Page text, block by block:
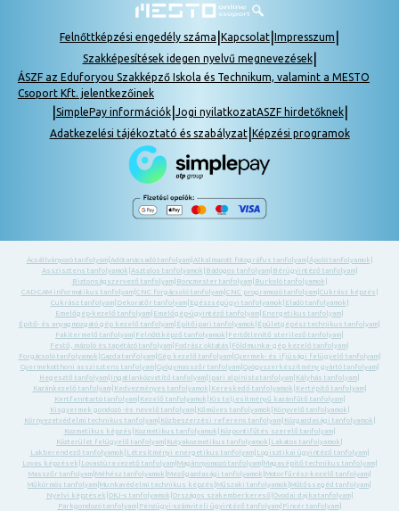
Felnőttképzési engedély száma Kapcsolat Impresszum
Szakképesítések idegen nyelvű megnevezések|
ÁSZF az Eduforyou Szakképző Iskola és Technikum, valamint a MESTO
Csoport Kft. jelentkezőinek
SimplePay információk| Jogi nyilatkozatASZF hirdetőknek|
Adatkezelési tájékoztató és szabályzat| Képzési programok
Ácsállványozó tanfolyam| Adótanácsadó tanfolyam| Alkalmazott fotográfus tanfolyam| Ápoló tanfolyamok
Asszisztens tanfolyamok Asztalos tanfolyamok Bádogos tanfolyam| Bérügyintéző tanfolyam|
Biztonságszervező tanfolyam| Boncmester tanfolyam| Burkoló tanfolyamok
CAD-CAM informatikus tanfolyam| CNC forgácsoló tanfolyam| CNC programozó tanfolyam| Cukrász képzés
Cukrász tanfolyam| Dekoratőr tanfolyam| Egészségügyi tanfolyamok Eladó tanfolyamok
Emelőgép-kezelő tanfolyam Emelőgép-ügyintéző tanfolyam Energetikus tanfolyam
Építő- és anyagmozgató gép kezelő tanfolyam Építőipari tanfolyamok Épületgépész technikus tanfolyam
Fakitermelő tanfolyam Felnőttképző tanfolyamok Fertőtlenítő sterilező tanfolyam
Festő, mázoló és tapétázó tanfolyam Fodrász oktatás Földmunka- gép kezelő tanfolyam
Forgácsoló tanfolyamok Gazda tanfolyam| Gép kezelő tanfolyam| Gyermek- és ifjúsági felügyelő tanfolyam|
Gyermekotthoni asszisztens tanfolyam| Gyógymasszőr tanfolyam| Gyógyszerkészítmény gyártó tanfolyam|
Hegesztő tanfolyam Ingatlanközvetítő tanfolyam Ipari alpinista tanfolyam Kályhás tanfolyam
Kazánkezelő tanfolyam| Kedvezményes tanfolyamok Kereskedő tanfolyamok Kertépítő tanfolyam|
Kertfenntartó tanfolyam| Kezelő tanfolyamok Kis teljesítményű kazánfűtő tanfolyam|
Kisgyermek gondozó -és nevelő tanfolyam| Kőműves tanfolyamok Könyvelő tanfolyamok
Környezetvédelmi technikus tanfolyam| Közbeszerzési referens tanfolyam| Közgazdasági tanfolyamok
Kozmetikus képzés Kozmetikus tanfolyamok Központifűtés szerelő tanfolyam|
Közterület felügyelő tanfolyam Kutyakozmetikus tanfolyamok Lakatos tanfolyamok
Lakberendező tanfolyamok Létesítményi energetikus tanfolyam| Logisztikai ügyintéző tanfolyam|
Lovas képzések Lovastúra vezető tanfolyam| Magánnyomozó tanfolyam| Magasépítő technikus tanfolyam|
Masszőr tanfolyam| Méhész tanfolyamok Mezőgazdasági tanfolyamok Motorfűrész-kezelő tanfolyam|
Műkörmös tanfolyam Munkavédelmi technikus képzés Műszaki tanfolyamok Műtőssegéd tanfolyam
Nyelvi képzések OKJ-s tanfolyamok Országos szakemberkereső Óvodai dajka tanfolyam|
Parkgondozó tanfolyam| Pénzügyi-számviteli ügyintéző tanfolyam| Pincér tanfolyam|